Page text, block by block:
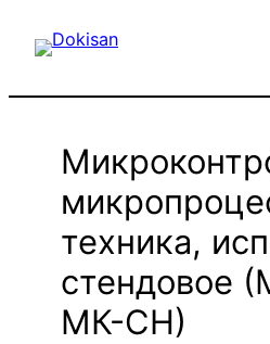
техника,
стендовое
МК-СН)